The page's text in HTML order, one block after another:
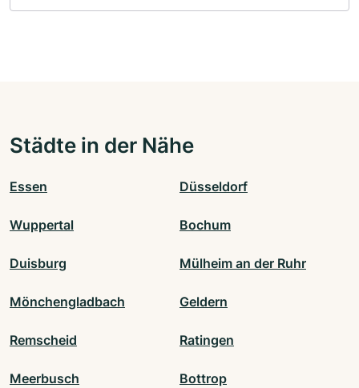
Städte in der Nähe
Essen Düsseldorf
Wuppertal Bochum
Duisburg Mülheim an der Ruhr
Mönchengladbach Geldern
Remscheid Ratingen
Meerbusch Bottrop